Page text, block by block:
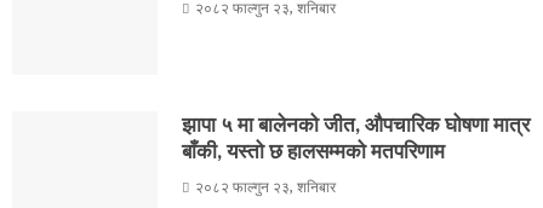
२०८२ फाल्गुन २३, शनिबार
झापा ५ मा बालेनको जीत, औपचारिक घोषणा मात्र
बाँकी, यस्तो छ हालसम्मको मतपरिणाम
२०८२ फाल्गुन २३, शनिबार